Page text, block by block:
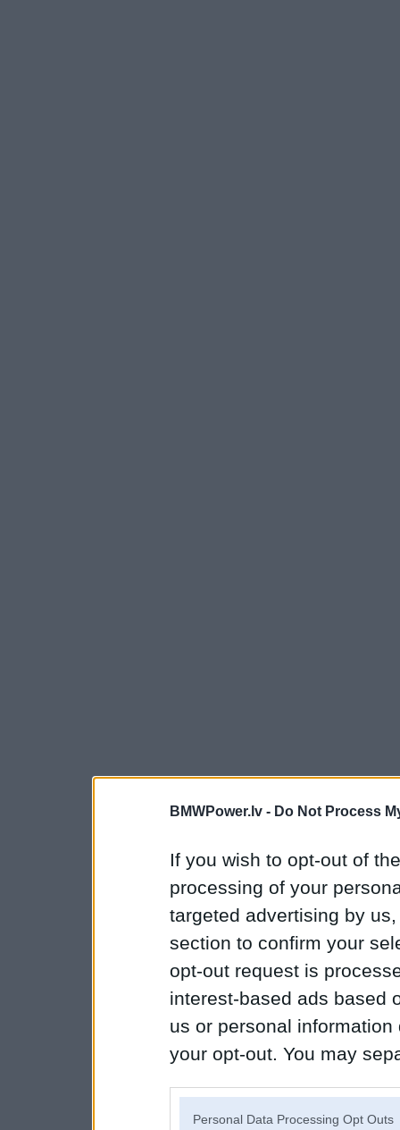
BMWPower.lv - Do Not Process
If you wish to opt-out of
processing of your
targeted advertising by
section to confirm your
opt-out request is
interest-based ads based
us or personal
your opt-out. You may
Personal Data Processing Opt Outs